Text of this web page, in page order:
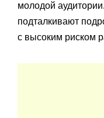
молодой
подталкивают
с высоким риском